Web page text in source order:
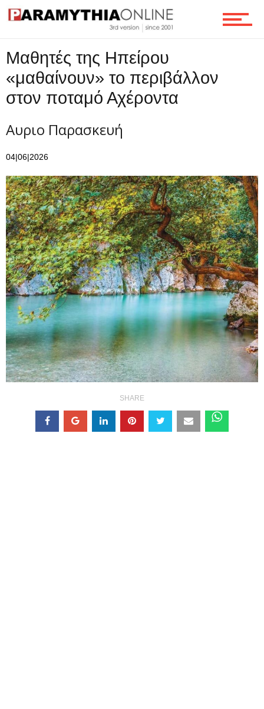
Ροή
Επικοινωνία
Μαθητές της Ηπείρου
«μαθαίνουν» το περιβάλλον
στον ποταμό Αχέροντα
Αυριο Παρασκευή
04|06|2026
SHARE